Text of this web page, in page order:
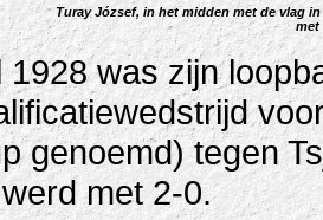
Turay József, in het midden met de vlag
met
1928 was zijn
genoemd) tegen
met 2-0.